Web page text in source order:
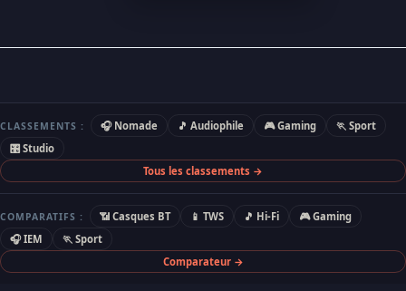
CLASSEMENTS : 🎧 Nomade 🎵 Audiophile 🎮 Gaming
🏃 Sport
🎛 Studio
Tous les classements →
COMPARATIFS : 📶 Casques BT 📱 TWS 🎵 Hi-Fi
🎮 Gaming
🎧 IEM
🏃 Sport
Comparateur →